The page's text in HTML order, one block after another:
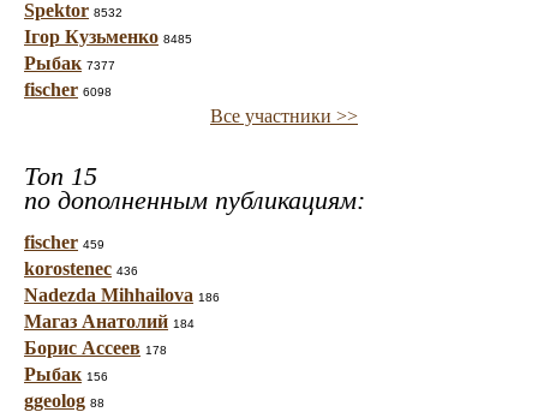
Spektor 8532
Ігор Кузьменко 8485
Рыбак 7377
fischer 6098
Все участники >>
Топ 15
по дополненным публикациям:
fischer 459
korostenec 436
Nadezda Mihhailova 186
Магаз Анатолий 184
Борис Ассеев 178
Рыбак 156
ggeolog 88